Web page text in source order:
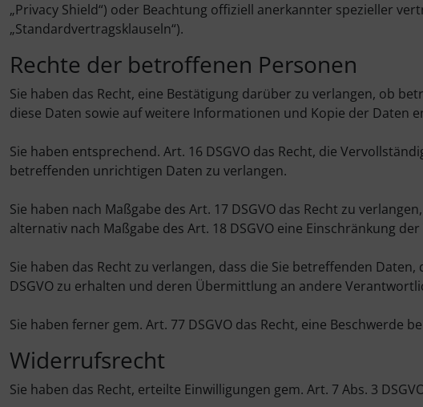
„Privacy Shield“) oder Beachtung offiziell anerkannter spezieller
„Standardvertragsklauseln“).
Rechte der betroffenen Personen
Sie haben das Recht, eine Bestätigung darüber zu verlangen, ob
diese Daten sowie auf weitere Informationen und Kopie der Daten
Sie haben entsprechend. Art. 16 DSGVO das Recht, die
betreffenden unrichtigen Daten zu verlangen.
Sie haben nach Maßgabe des Art. 17 DSGVO das Recht zu
alternativ nach Maßgabe des Art. 18 DSGVO eine Einschränkung
Sie haben das Recht zu verlangen, dass die Sie betreffenden
DSGVO zu erhalten und deren Übermittlung an andere
Sie haben ferner gem. Art. 77 DSGVO das Recht, eine Beschwerde
Widerrufsrecht
Sie haben das Recht, erteilte Einwilligungen gem. Art. 7 Abs. 3